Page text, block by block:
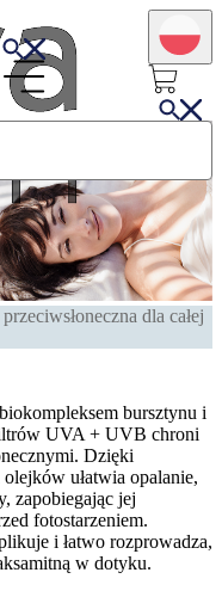
dla całej
bursztynu i
UVA + UVB chroni
Dzięki
ułatwia opalanie,
zapobiegając jej
fotostarzeniem.
i łatwo rozprowadza,
w dotyku.